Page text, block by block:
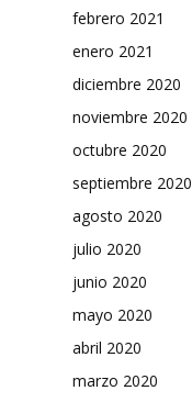
febrero 2021
enero 2021
diciembre 2020
noviembre 2020
octubre 2020
septiembre 2020
agosto 2020
julio 2020
junio 2020
mayo 2020
abril 2020
marzo 2020